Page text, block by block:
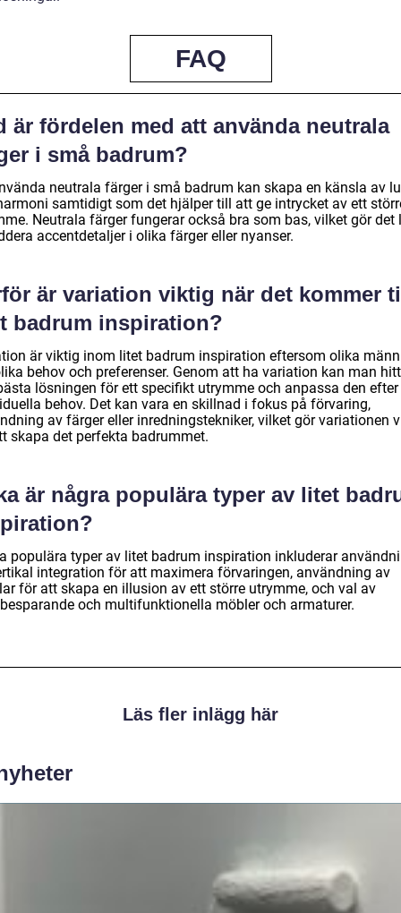
FAQ
är fördelen med att använda neutrala
i små badrum?
neutrala färger i små badrum kan skapa en känsla av
samtidigt som det hjälper till att ge intrycket av ett
Neutrala färger fungerar också bra som bas, vilket gör det
accentdetaljer i olika färger eller nyanser.
är variation viktig när det kommer
badrum inspiration?
är viktig inom litet badrum inspiration eftersom olika
behov och preferenser. Genom att ha variation kan man
lösningen för ett specifikt utrymme och anpassa den efter
behov. Det kan vara en skillnad i fokus på förvaring,
av färger eller inredningstekniker, vilket gör variationen
skapa det perfekta badrummet.
är några populära typer av litet
populära typer av litet badrum inspiration inkluderar
integration för att maximera förvaringen, användning av
för att skapa en illusion av ett större utrymme, och val av
och multifunktionella möbler och armaturer.
Läs fler inlägg här